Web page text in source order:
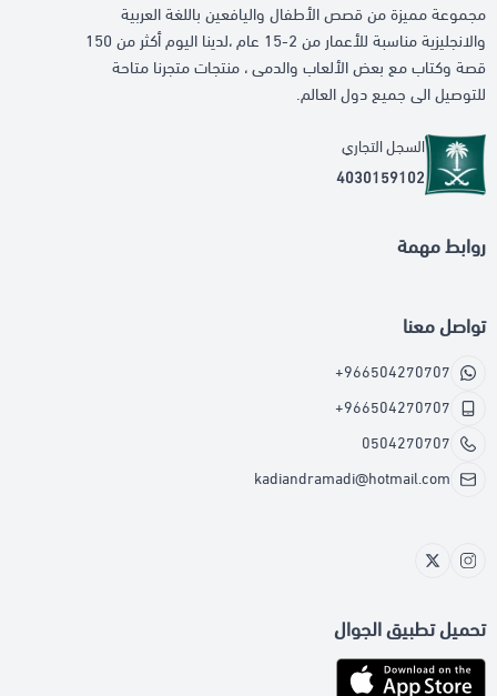
مجموعة مميزة من قصص الأطفال واليافعين باللغة العربية
والانجليزية مناسبة للأعمار من 2-15 عام ،لدينا اليوم أكثر من 150
قصة وكتاب مع بعض الألعاب والدمى ، منتجات متجرنا متاحة
للتوصيل الى جميع دول العالم.
السجل التجاري
4030159102
روابط مهمة
تواصل معنا
+966504270707
+966504270707
0504270707
kadiandramadi@hotmail.com
تحميل تطبيق الجوال